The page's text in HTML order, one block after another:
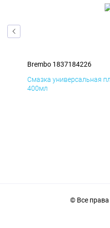
Brembo 1837184226
Смазка универсальная
400мл
© Все